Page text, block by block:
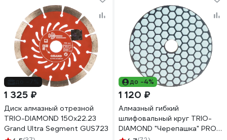
1 325 ₽
Диск алмазный отрезной
TRIO-DIAMOND 150x22.23
Grand Ultra Segment GUS723
до -4%
1 120 ₽
Алмазный гибкий
шлифовальный круг TRIO-
DIAMOND "Черепашка" PRO